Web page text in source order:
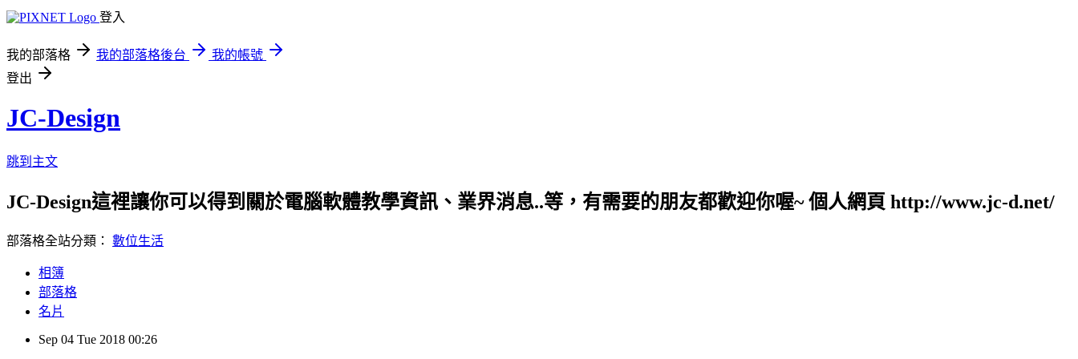
登入
我的部落格 我的部落格後台
我的帳號
登出
JC-Design
跳到主文
JC-Design這裡讓你可以得到關於電腦軟體教學資訊、業界消息..等，有需要的朋友都歡迎你喔~ 個人網頁 http://www.jc-d.net/
部落格全站分類： 數位生活
相簿
部落格
名片
Sep 04 Tue 2018 00:26